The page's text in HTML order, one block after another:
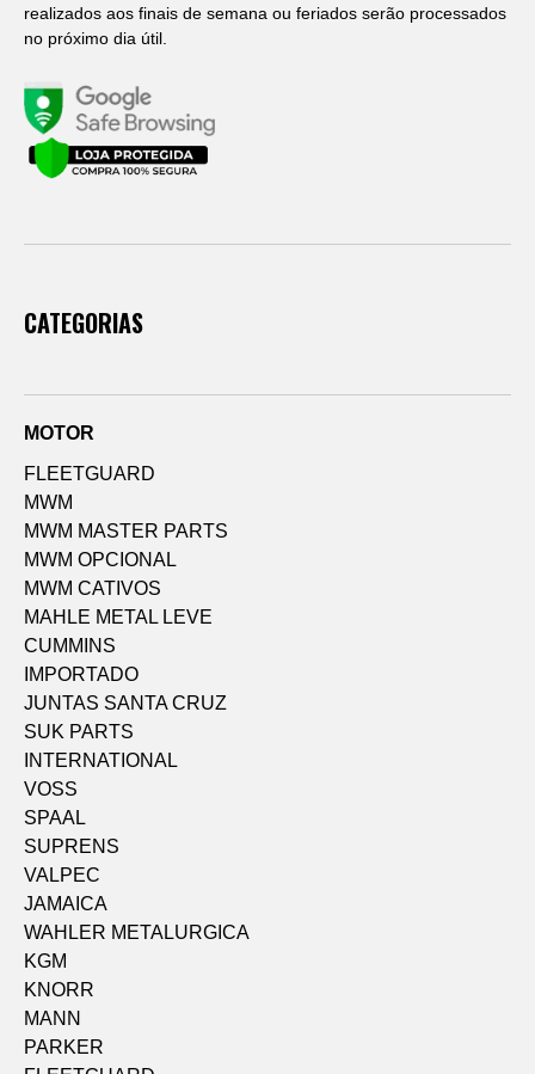
realizados aos finais de semana ou feriados serão processados
no próximo dia útil.
CATEGORIAS
MOTOR
FLEETGUARD
MWM
MWM MASTER PARTS
MWM OPCIONAL
MWM CATIVOS
MAHLE METAL LEVE
CUMMINS
IMPORTADO
JUNTAS SANTA CRUZ
SUK PARTS
INTERNATIONAL
VOSS
SPAAL
SUPRENS
VALPEC
JAMAICA
WAHLER METALURGICA
KGM
KNORR
MANN
PARKER